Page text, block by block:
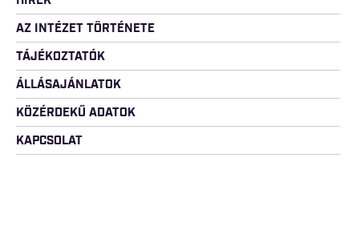
AZ INTÉZET TÖRTÉNETE
TÁJÉKOZTATÓK
ÁLLÁSAJÁNLATOK
KÖZÉRDEKŰ ADATOK
KAPCSOLAT